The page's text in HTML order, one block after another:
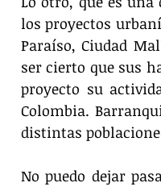
los proyectos
Paraíso, Ciudad
ser cierto que sus
proyecto su
Colombia.
distintas
No puedo dejar